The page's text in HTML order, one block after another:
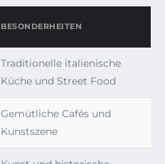
BESONDERHEITEN
Traditionelle italienische
Küche und Street Food
Gemütliche Cafés und
Kunstszene